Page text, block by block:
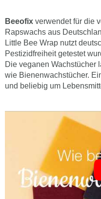
Beeofix verwendet für die
Rapswachs aus
Little Bee Wrap nutzt
Pestizidfreiheit getestet
Die veganen Wachstücher
wie Bienenwachstücher.
und beliebig um